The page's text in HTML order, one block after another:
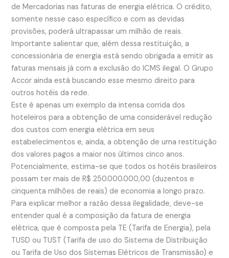
de Mercadorias nas faturas de energia elétrica. O crédito,
somente nesse caso específico e com as devidas
provisões, poderá ultrapassar um milhão de reais.
Importante salientar que, além dessa restituição, a
concessionária de energia está sendo obrigada a emitir as
faturas mensais já com a exclusão do ICMS ilegal. O Grupo
Accor ainda está buscando esse mesmo direito para
outros hotéis da rede.
Este é apenas um exemplo da intensa corrida dos
hoteleiros para a obtenção de uma considerável redução
dos custos com energia elétrica em seus
estabelecimentos e, ainda, a obtenção de uma restituição
dos valores pagos a maior nos últimos cinco anos.
Potencialmente, estima-se que todos os hotéis brasileiros
possam ter mais de R$ 250.000.000,00 (duzentos e
cinquenta milhões de reais) de economia a longo prazo.
Para explicar melhor a razão dessa ilegalidade, deve-se
entender qual é a composição da fatura de energia
elétrica, que é composta pela TE (Tarifa de Energia), pela
TUSD ou TUST (Tarifa de uso do Sistema de Distribuição
ou Tarifa de Uso dos Sistemas Elétricos de Transmissão) e